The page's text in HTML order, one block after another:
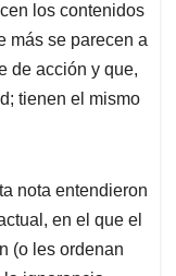
los contenidos
más se parecen a
de acción y que,
tienen el mismo
nota entendieron
en el que el
(o les ordenan